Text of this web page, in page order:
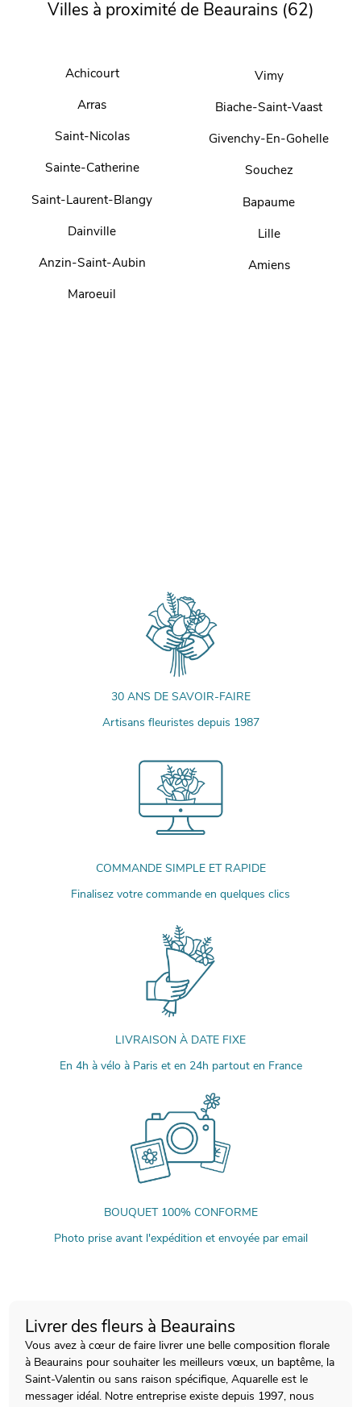
Villes à proximité de Beaurains (62)
Achicourt
Arras
Saint-Nicolas
Sainte-Catherine
Saint-Laurent-Blangy
Dainville
Anzin-Saint-Aubin
Maroeuil
Vimy
Biache-Saint-Vaast
Givenchy-En-Gohelle
Souchez
Bapaume
Lille
Amiens
30 ANS DE SAVOIR-FAIRE
Artisans fleuristes depuis 1987
COMMANDE SIMPLE ET RAPIDE
Finalisez votre commande en quelques clics
LIVRAISON À DATE FIXE
En 4h à vélo à Paris et en 24h partout en France
BOUQUET 100% CONFORME
Photo prise avant l'expédition et envoyée par email
Livrer des fleurs à Beaurains
Vous avez à cœur de faire livrer une belle composition florale
à Beaurains pour souhaiter les meilleurs vœux, un baptême, la
Saint-Valentin ou sans raison spécifique, Aquarelle est le
messager idéal. Notre entreprise existe depuis 1997, nous